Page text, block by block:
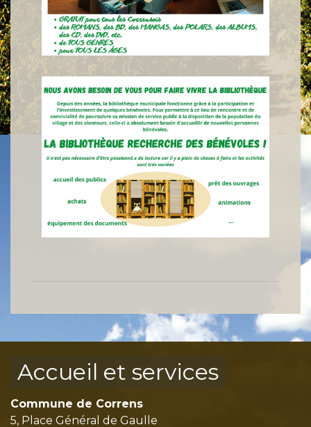
Accueil et services
Commune de Correns
5, Place Général de Gaulle